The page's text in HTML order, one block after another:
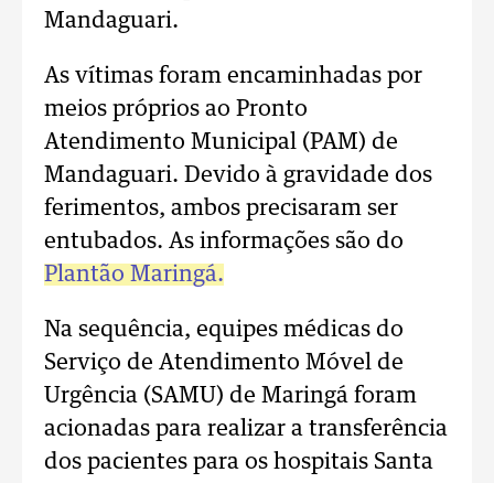
Mandaguari.
As vítimas foram encaminhadas por
meios próprios ao Pronto
Atendimento Municipal (PAM) de
Mandaguari. Devido à gravidade dos
ferimentos, ambos precisaram ser
entubados. As informações são do
Plantão Maringá.
Na sequência, equipes médicas do
Serviço de Atendimento Móvel de
Urgência (SAMU) de Maringá foram
acionadas para realizar a transferência
dos pacientes para os hospitais Santa